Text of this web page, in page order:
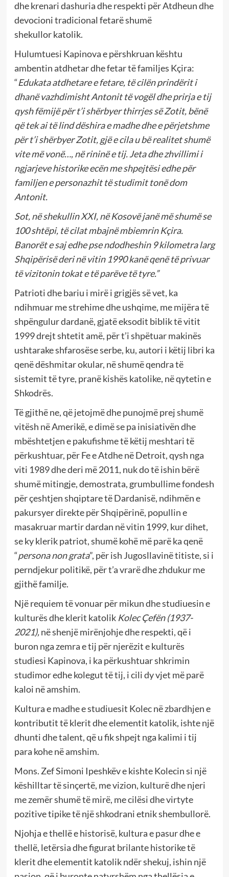
dhe krenari dashuria dhe respekti për Atdheun dhe
devocioni tradicional fetarë shumë
shekullor katolik.
Hulumtuesi Kapinova e përshkruan kështu
ambentin atdhetar dhe fetar të familjes Kçira:
“Edukata atdhetare e fetare, të cilën prindërit i
dhanë vazhdimisht Antonit të vogël dhe prirja e tij
qysh fëmijë për t’i shërbyer thirrjes së Zotit, bënë
që tek ai të lind dëshira e madhe dhe e përjetshme
për t’i shërbyer Zotit, gjë e cila u bë realitet shumë
vite më vonë…, në rininë e tij. Jeta dhe zhvillimi i
ngjarjeve historike ecën me shpejtësi edhe për
familjen e personazhit të studimit tonë dom
Antonit.
Sot, në shekullin XXI, në Kosovë janë më shumë se
100 shtëpi, të cilat mbajnë mbiemrin Kçira.
Banorët e saj edhe pse ndodheshin 9 kilometra larg
Shqipërisë deri në vitin 1990 kanë qenë të privuar
të vizitonin tokat e të parëve të tyre.”
Patrioti dhe bariu i mirë i grigjës së vet, ka
ndihmuar me strehime dhe ushqime, me mijëra të
shpëngulur dardanë, gjatë eksodit biblik të vitit
1999 drejt shtetit amë, për t’i shpëtuar makinës
ushtarake shfarosëse serbe, ku, autori i këtij libri ka
qenë dëshmitar okular, në shumë qendra të
sistemit të tyre, pranë kishës katolike, në qytetin e
Shkodrës.
Të gjithë ne, që jetojmë dhe punojmë prej shumë
vitësh në Amerikë, e dimë se pa inisiativën dhe
mbështetjen e pakufishme të këtij meshtari të
përkushtuar, për Fe e Atdhe në Detroit, qysh nga
viti 1989 dhe deri më 2011, nuk do të ishin bërë
shumë mitingje, demostrata, grumbullime fondesh
për çeshtjen shqiptare të Dardanisë, ndihmën e
pakursyer direkte për Shqipërinë, popullin e
masakruar martir dardan në vitin 1999, kur dihet,
se ky klerik patriot, shumë kohë më parë ka qenë
“persona non grata”, për ish Jugosllavinë titiste, si i
perndjekur politikë, për t’a vrarë dhe zhdukur me
gjithë familje.
Një requiem të vonuar për mikun dhe studiuesin e
kulturës dhe klerit katolik Kolec Çefën (1937-
2021),në shenjë mirënjohje dhe respekti, që i
buron nga zemra e tij për njerëzit e kulturës
studiesi Kapinova, i ka përkushtuar shkrimin
studimor edhe kolegut të tij, i cili dy vjet më parë
kaloi në amshim.
Kultura e madhe e studiuesit Kolec në zbardhjen e
kontributit të klerit dhe elementit katolik, ishte një
dhunti dhe talent, që u fik shpejt nga kalimi i tij
para kohe në amshim.
Mons. Zef Simoni Ipeshkëv e kishte Kolecin si një
këshilltar të sinçertë, me vizion, kulturë dhe njeri
me zemër shumë të mirë, me cilësi dhe virtyte
pozitive tipike të një shkodrani etnik shembullorë.
Njohja e thellë e historisë, kultura e pasur dhe e
thellë, letërsia dhe figurat brilante historike të
klerit dhe elementit katolik ndër shekuj, ishin një